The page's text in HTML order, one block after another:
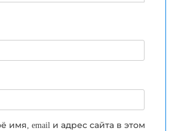
имя, email и адрес сайта в этом